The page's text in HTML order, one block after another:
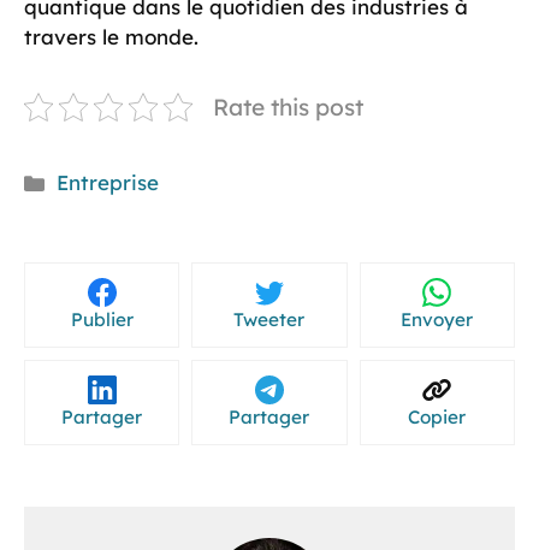
quantique dans le quotidien des industries à
travers le monde.
Rate this post
Catégories
Entreprise
Publier Tweeter Envoyer
Partager Partager Copier